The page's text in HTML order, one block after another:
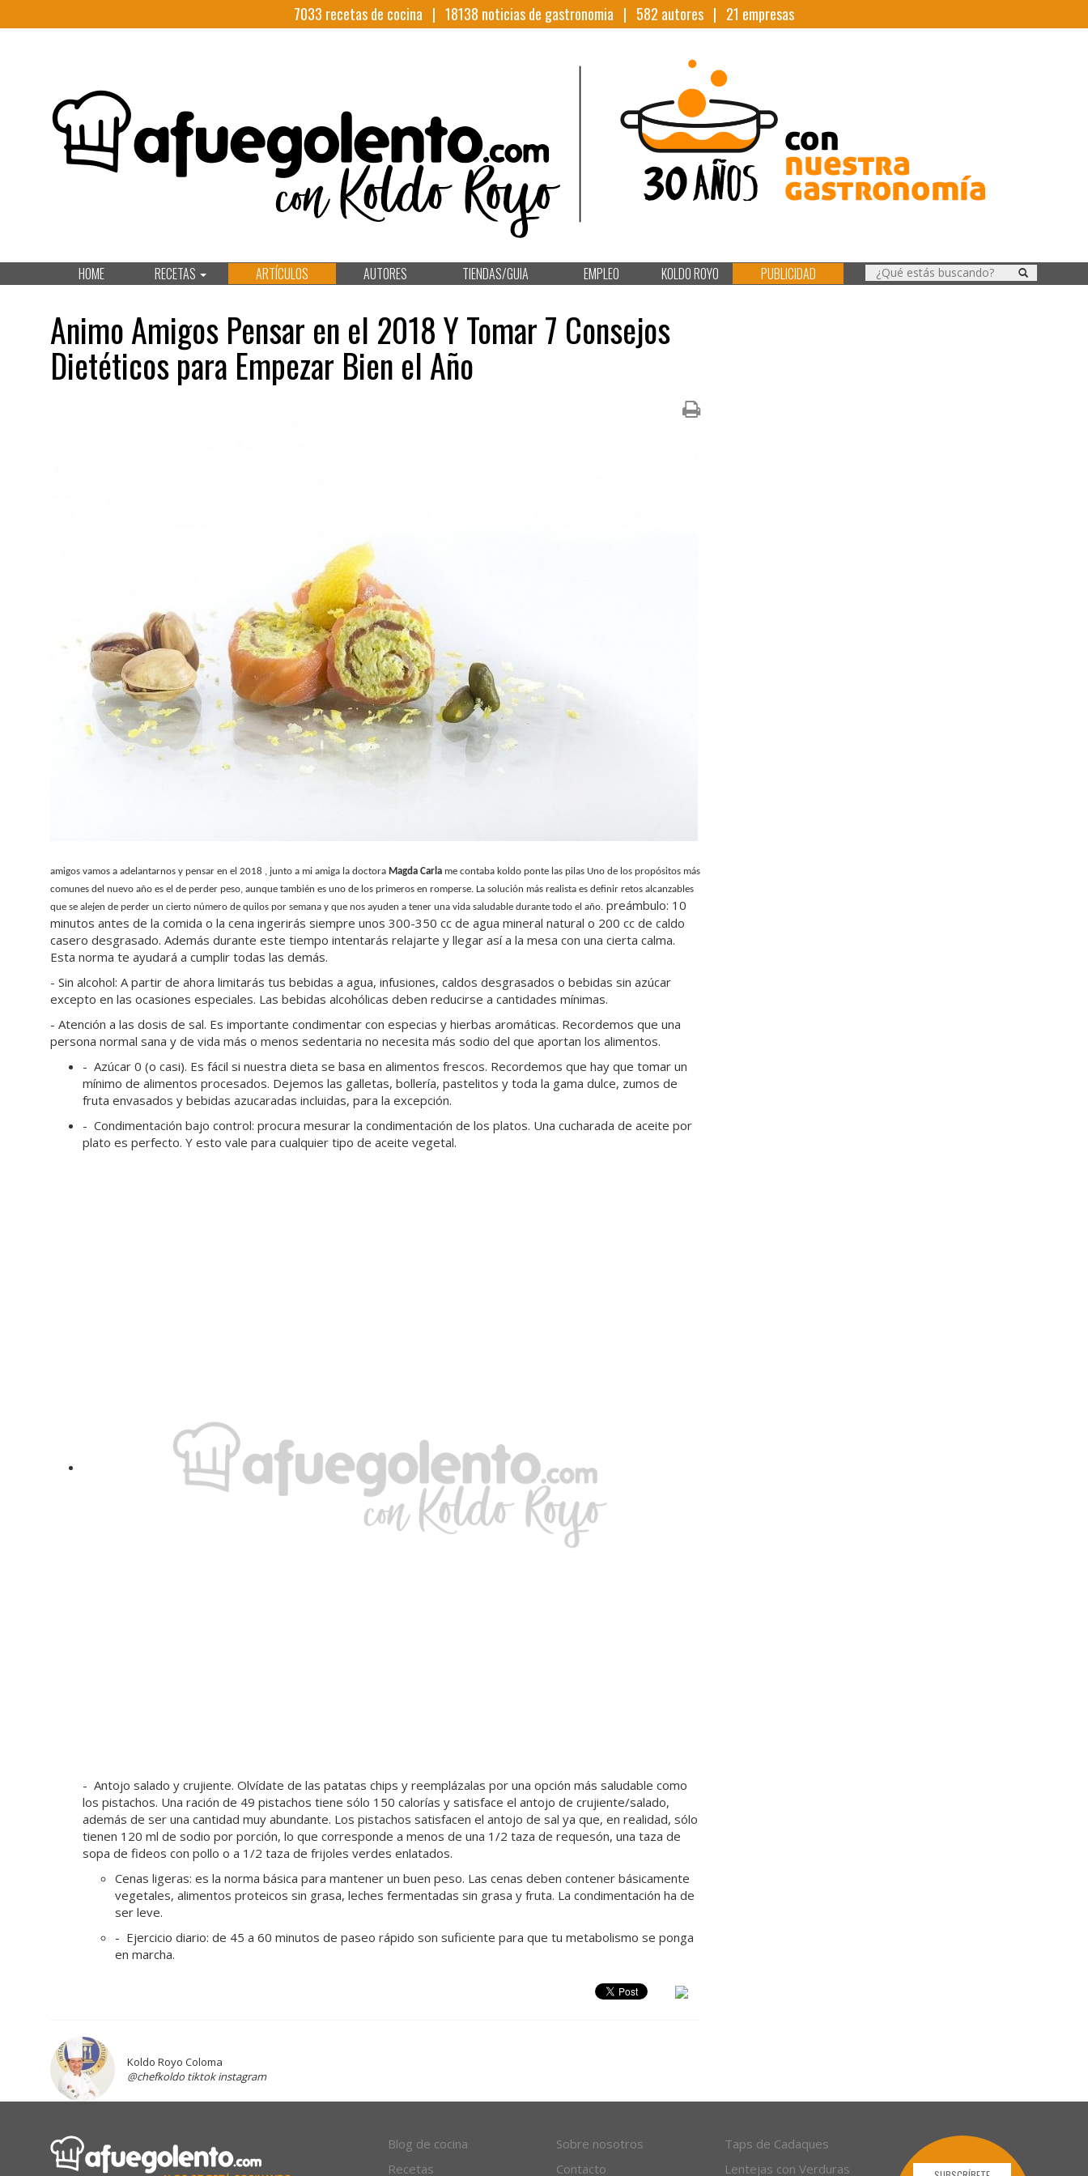
7033 recetas de cocina | 18138 noticias de gastronomia | 582 autores | 21 empresas
HOME RECETAS ARTÍCULOS AUTORES TIENDAS/GUIA EMPLEO KOLDO ROYO PUBLICIDAD
Animo Amigos Pensar en el 2018 Y Tomar 7 Consejos
Dietéticos para Empezar Bien el Año
amigos vamos a adelantarnos y pensar en el 2018 , junto a mi amiga la doctora Magda Carla me contaba koldo ponte las pilas Uno de los propósitos más
comunes del nuevo año es el de perder peso, aunque también es uno de los primeros en romperse. La solución más realista es definir retos alcanzables
que se alejen de perder un cierto número de quilos por semana y que nos ayuden a tener una vida saludable durante todo el año. preámbulo: 10
minutos antes de la comida o la cena ingerirás siempre unos 300-350 cc de agua mineral natural o 200 cc de caldo
casero desgrasado. Además durante este tiempo intentarás relajarte y llegar así a la mesa con una cierta calma.
Esta norma te ayudará a cumplir todas las demás.
- Sin alcohol: A partir de ahora limitarás tus bebidas a agua, infusiones, caldos desgrasados o bebidas sin azúcar
excepto en las ocasiones especiales. Las bebidas alcohólicas deben reducirse a cantidades mínimas.
- Atención a las dosis de sal. Es importante condimentar con especias y hierbas aromáticas. Recordemos que una
persona normal sana y de vida más o menos sedentaria no necesita más sodio del que aportan los alimentos.
- Azúcar 0 (o casi). Es fácil si nuestra dieta se basa en alimentos frescos. Recordemos que hay que tomar un
mínimo de alimentos procesados. Dejemos las galletas, bollería, pastelitos y toda la gama dulce, zumos de
fruta envasados y bebidas azucaradas incluidas, para la excepción.
- Condimentación bajo control: procura mesurar la condimentación de los platos. Una cucharada de aceite por
plato es perfecto. Y esto vale para cualquier tipo de aceite vegetal.
- Antojo salado y crujiente. Olvídate de las patatas chips y reemplázalas por una opción más saludable como
los pistachos. Una ración de 49 pistachos tiene sólo 150 calorías y satisface el antojo de crujiente/salado,
además de ser una cantidad muy abundante. Los pistachos satisfacen el antojo de sal ya que, en realidad, sólo
tienen 120 ml de sodio por porción, lo que corresponde a menos de una 1/2 taza de requesón, una taza de
sopa de fideos con pollo o a 1/2 taza de frijoles verdes enlatados.
Cenas ligeras: es la norma básica para mantener un buen peso. Las cenas deben contener básicamente
vegetales, alimentos proteicos sin grasa, leches fermentadas sin grasa y fruta. La condimentación ha de
ser leve.
- Ejercicio diario: de 45 a 60 minutos de paseo rápido son suficiente para que tu metabolismo se ponga
en marcha.
Koldo Royo Coloma
@chefkoldo tiktok instagram
Blog de cocina
Recetas
Sobre nosotros
Contacto
Taps de Cadaques
Lentejas con Verduras